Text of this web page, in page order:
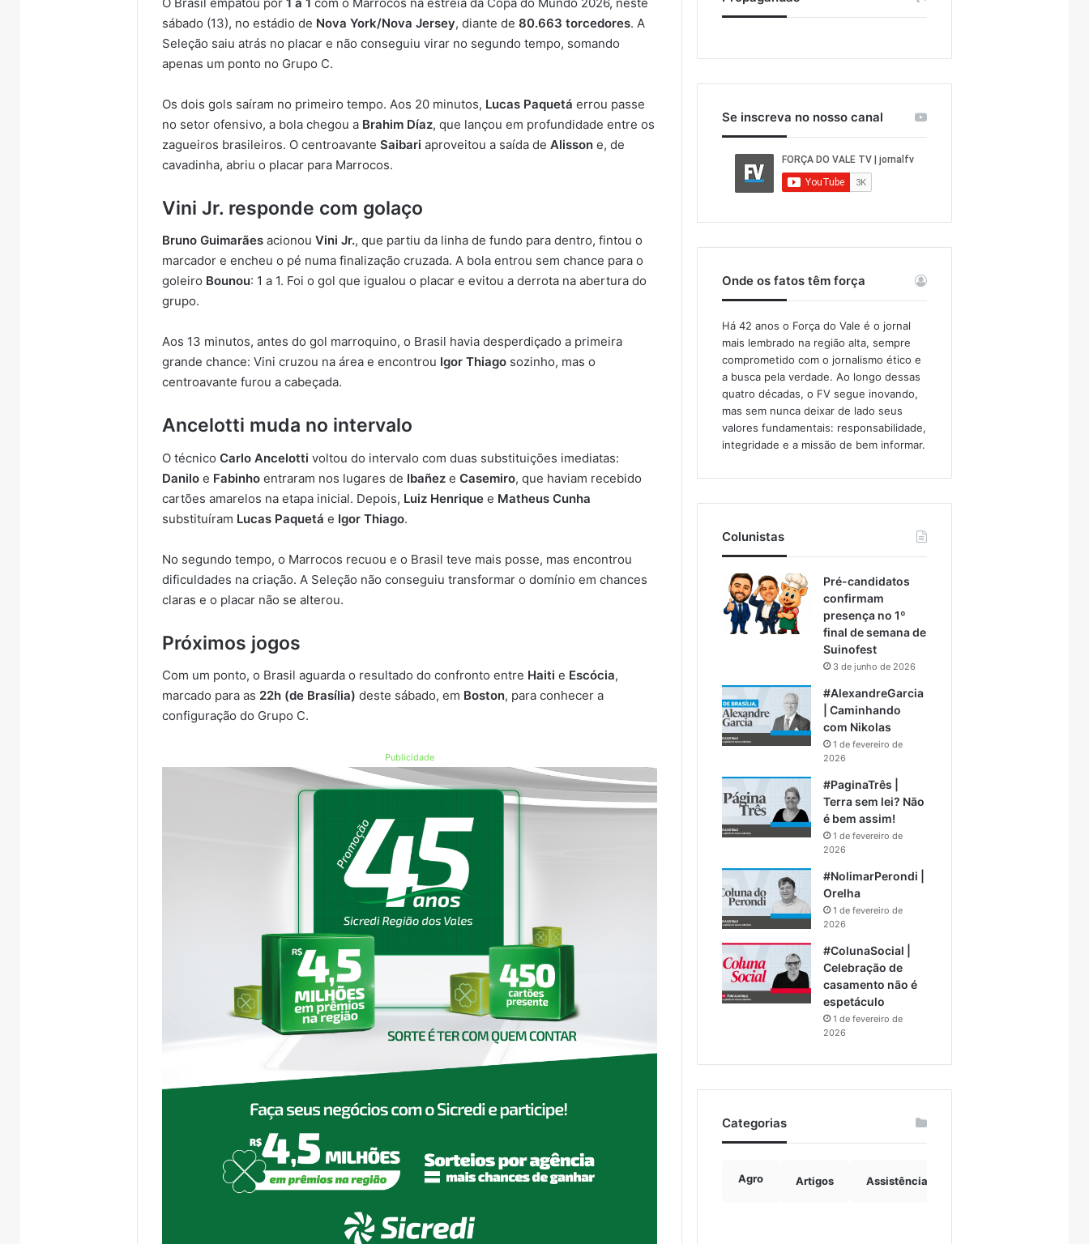
sábado (13), no estádio de Nova York/Nova Jersey, diante de80.663 torcedores. A
Seleção saiu atrás no placar e não conseguiu virar no segundo tempo, somando
apenas um ponto no Grupo C.
Os dois gols saíram no primeiro tempo. Aos 20 minutos, Lucas Paquetá errou passe
no setor ofensivo, a bola chegou a Brahim Díaz, que lançou em profundidade entre os
zagueiros brasileiros. O centroavanteSaibari aproveitou a saída deAlisson e, de
cavadinha, abriu o placar para Marrocos.
Vini Jr. responde com golaço
Bruno Guimarães acionouVini Jr., que partiu da linha de fundo para dentro, fintou o
marcador e encheu o pé numa finalização cruzada. A bola entrou sem chance para o
goleiro Bounou: 1 a 1. Foi o gol que igualou o placar e evitou a derrota na abertura do
grupo.
Aos 13 minutos, antes do gol marroquino, o Brasil havia desperdiçado a primeira
grande chance: Vini cruzou na área e encontrou Igor Thiago sozinho, mas o
centroavante furou a cabeçada.
Ancelotti muda no intervalo
O técnicoCarlo Ancelotti voltou do intervalo com duas substituições imediatas:
Danilo e Fabinho entraram nos lugares de Ibañez eCasemiro, que haviam recebido
cartões amarelos na etapa inicial. Depois, Luiz Henrique e Matheus Cunha
substituíram Lucas Paquetá e Igor Thiago.
No segundo tempo, o Marrocos recuou e o Brasil teve mais posse, mas encontrou
dificuldades na criação. A Seleção não conseguiu transformar o domínio em chances
claras e o placar não se alterou.
Próximos jogos
Com um ponto, o Brasil aguarda o resultado do confronto entre Haiti e Escócia,
marcado para as 22h (de Brasília) deste sábado, em Boston, para conhecer a
configuração do Grupo C.
Publicidade
Se inscreva no nosso canal
Onde os fatos têm força
Há 42 anos o Força do Vale é o jornal
mais lembrado na região alta, sempre
comprometido com o jornalismo ético e
a busca pela verdade. Ao longo dessas
quatro décadas, o FV segue inovando,
mas sem nunca deixar de lado seus
valores fundamentais: responsabilidade,
integridade e a missão de bem informar.​
Colunistas
Pré-candidatos
confirmam
presença no 1º
final de semana de
Suinofest
3 de junho de 2026
#AlexandreGarcia
| Caminhando
com Nikolas
1 de fevereiro de
2026
#PaginaTrês |
Terra sem lei? Não
é bem assim!
1 de fevereiro de
2026
#NolimarPerondi |
Orelha
1 de fevereiro de
2026
#ColunaSocial |
Celebração de
casamento não é
espetáculo
1 de fevereiro de
2026
Categorias
Agro Artigos Assistência Social